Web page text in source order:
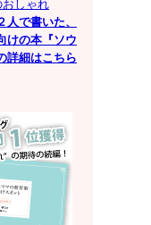
人で書いた、
けの本『ソウ
詳細はこちら